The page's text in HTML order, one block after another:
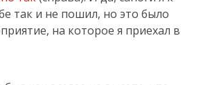
так и не пошил, но это было
на которое я приехал в